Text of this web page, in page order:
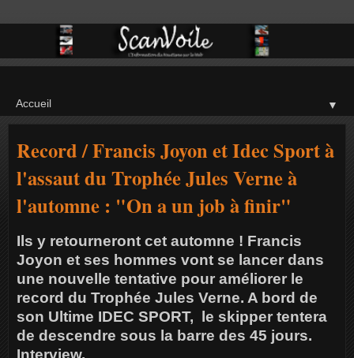
▼
Record / Francis Joyon et Idec Sport à
l'assaut du Trophée Jules Verne à
l'automne : "On a un job à finir"
Ils y retourneront cet automne ! Francis
Joyon et ses hommes vont se lancer dans
une nouvelle tentative pour améliorer le
record du Trophée Jules Verne. A bord de
son Ultime IDEC SPORT, le skipper tentera
de descendre sous la barre des 45 jours.
Interview.